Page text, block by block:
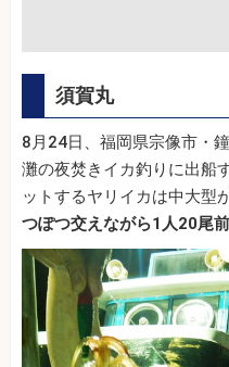
須賀丸
8月24日、福岡県宗像市・
灘の夜焚きイカ釣りに出船
ットするヤリイカは中大型
つぽつ交えながら1人20尾